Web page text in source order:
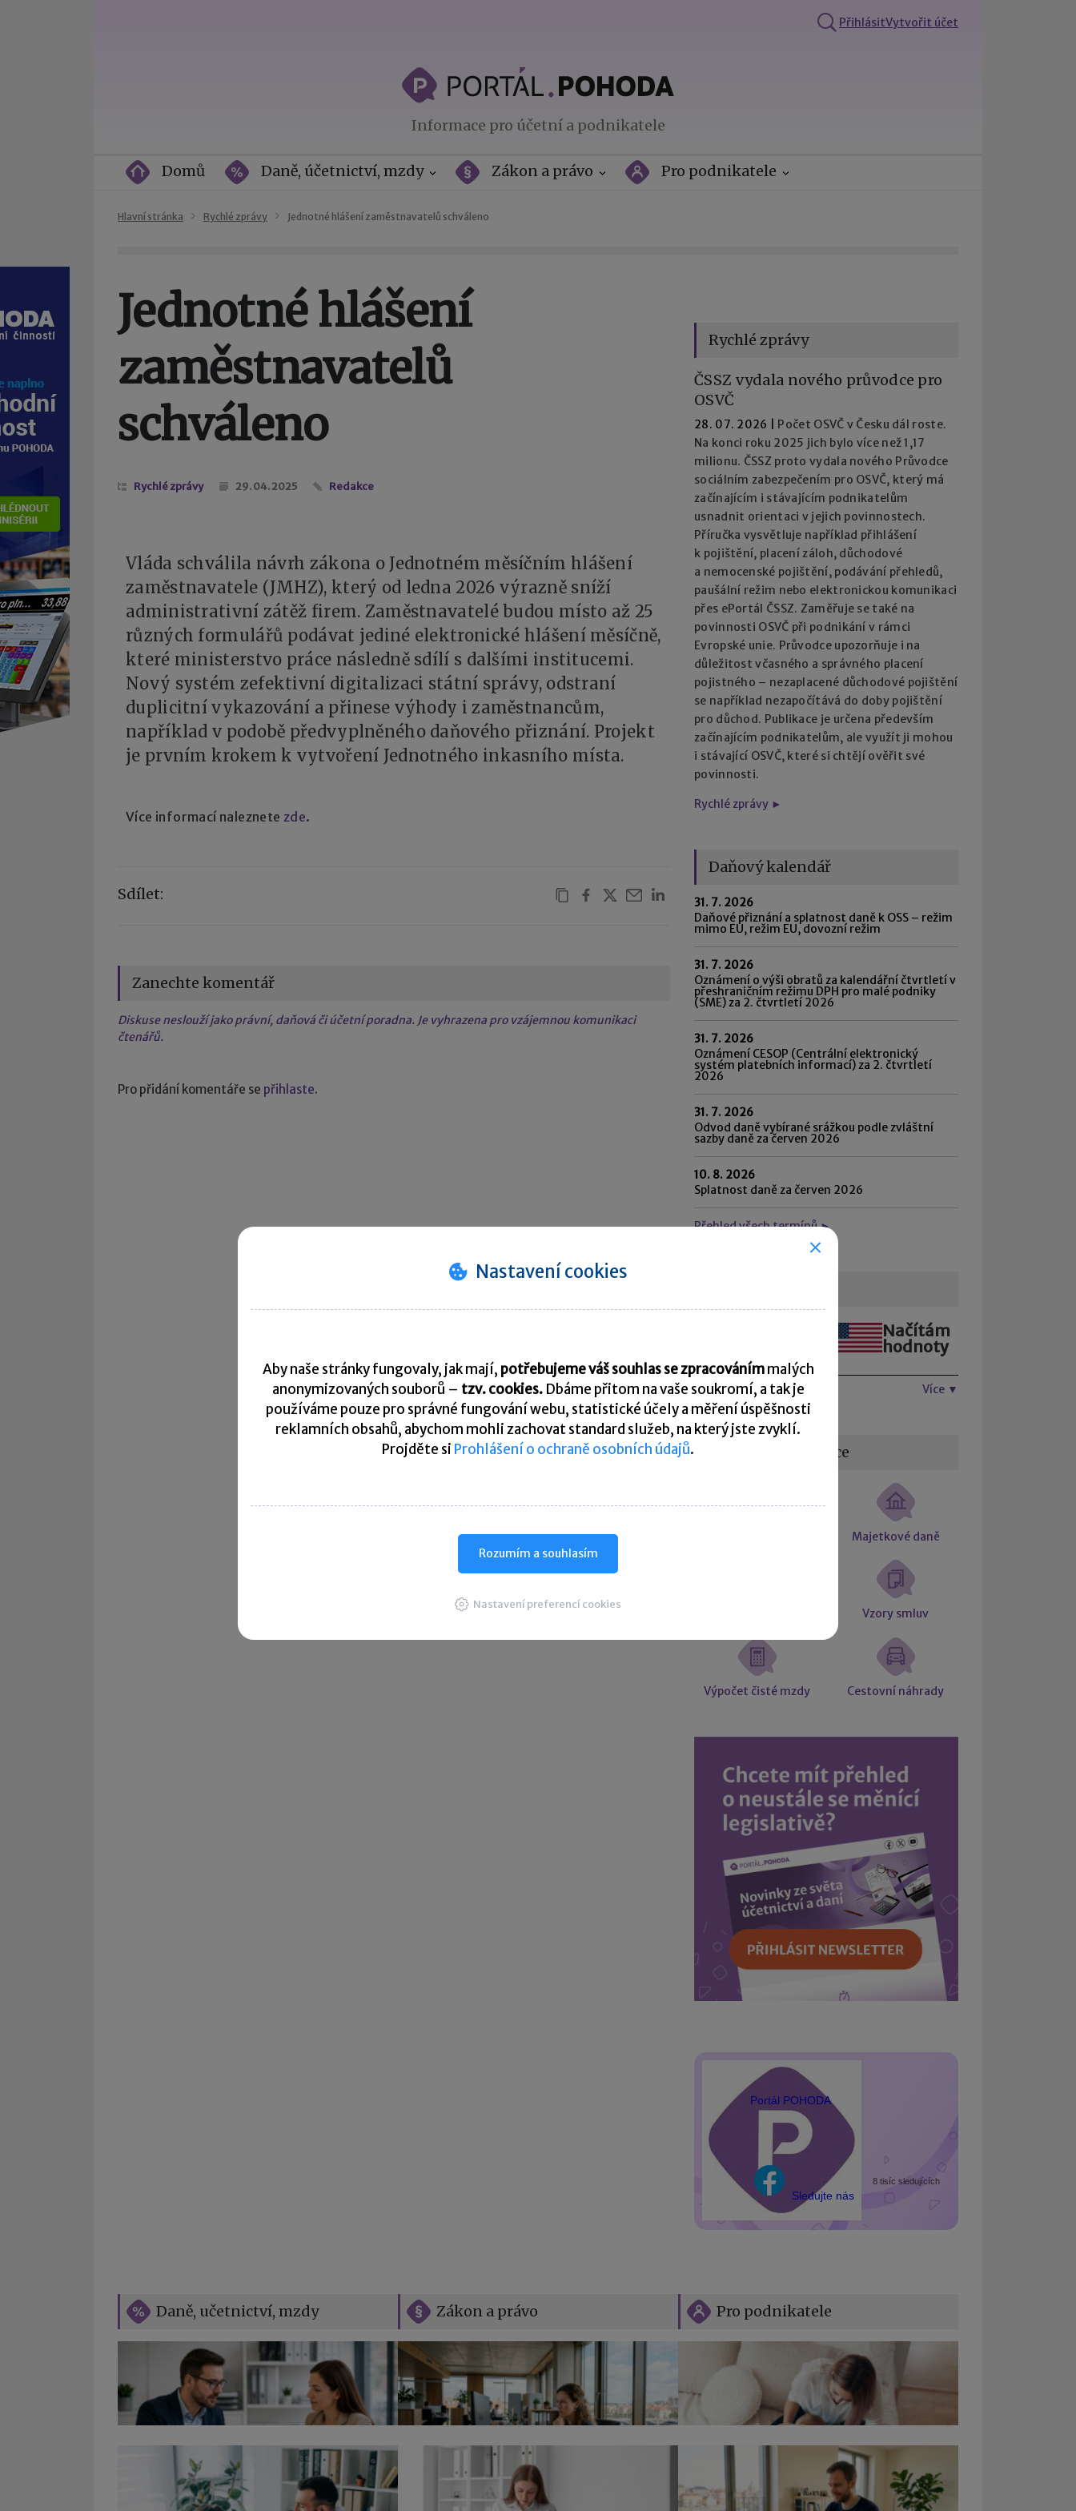
PřihlásitVytvořit účet
Informace pro účetní a podnikatele
Domů Daně, účetnictví, mzdy Zákon a právo Pro podnikatele
Hlavní stránka Rychlé zprávy Jednotné hlášení zaměstnavatelů schváleno
Jednotné hlášení
zaměstnavatelů
schváleno
Rychlé zprávy 29. 04. 2025 Redakce
Vláda schválila návrh zákona o Jednotném měsíčním hlášení
zaměstnavatele (JMHZ), který od ledna 2026 výrazně sníží
administrativní zátěž firem. Zaměstnavatelé budou místo až 25
různých formulářů podávat jediné elektronické hlášení měsíčně,
které ministerstvo práce následně sdílí s dalšími institucemi.
Nový systém zefektivní digitalizaci státní správy, odstraní
duplicitní vykazování a přinese výhody i zaměstnancům,
například v podobě předvyplněného daňového přiznání. Projekt
je prvním krokem k vytvoření Jednotného inkasního místa.
Více informací naleznete zde.
Sdílet:
Zanechte komentář
Diskuse neslouží jako právní, daňová či účetní poradna. Je vyhrazena pro vzájemnou komunikaci
čtenářů.
Pro přidání komentáře se přihlaste.
Rychlé zprávy
ČSSZ vydala nového průvodce pro
OSVČ
28. 07. 2026
Počet OSVČ v Česku dál roste.
Na konci roku 2025 jich bylo více než 1,17
milionu. ČSSZ proto vydala nového Průvodce
sociálním zabezpečením pro OSVČ, který má
začínajícím i stávajícím podnikatelům
usnadnit orientaci v jejich povinnostech.
Příručka vysvětluje například přihlášení
k pojištění, placení záloh, důchodové
a nemocenské pojištění, podávání přehledů,
paušální režim nebo elektronickou komunikaci
přes ePortál ČSSZ. Zaměřuje se také na
povinnosti OSVČ při podnikání v rámci
Evropské unie. Průvodce upozorňuje i na
důležitost včasného a správného placení
pojistného – nezaplacené důchodové pojištění
se například nezapočítává do doby pojištění
pro důchod. Publikace je určena především
začínajícím podnikatelům, ale využít ji mohou
i stávající OSVČ, které si chtějí ověřit své
povinnosti.
Rychlé zprávy ►
Daňový kalendář
31. 7. 2026
Daňové přiznání a splatnost daně k OSS – režim
mimo EU, režim EU, dovozní režim
31. 7. 2026
Oznámení o výši obratů za kalendářní čtvrtletí v
přeshraničním režimu DPH pro malé podniky
(SME) za 2. čtvrtletí 2026
31. 7. 2026
Oznámení CESOP (Centrální elektronický
systém platebních informací) za 2. čtvrtletí
2026
31. 7. 2026
Odvod daně vybírané srážkou podle zvláštní
sazby daně za červen 2026
10. 8. 2026
Splatnost daně za červen 2026
Přehled všech termínů ►
Načítám
hodnoty
Více ▼
Užitečné informace
Majetkové daně
Vzory smluv
Výpočet čisté mzdy Cestovní náhrady
Portál POHODA
Sledujte nás
8 tisíc sledujících
Daně, učetnictví, mzdy Zákon a právo Pro podnikatele
Nastavení cookies
Aby naše stránky fungovaly, jak mají, potřebujeme váš souhlas se zpracovánímmalých
anonymizovaných souborů – tzv. cookies. Dbáme přitom na vaše soukromí, a tak je
používáme pouze pro správné fungování webu, statistické účely a měření úspěšnosti
reklamních obsahů, abychom mohli zachovat standard služeb, na který jste zvyklí.
Projděte si Prohlášení o ochraně osobních údajů.
Rozumím a souhlasím
Nastavení preferencí cookies